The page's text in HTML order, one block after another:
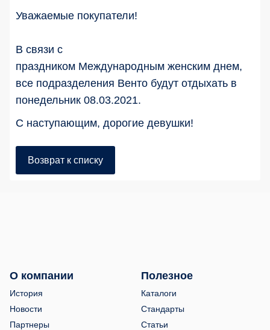
Уважаемые покупатели!
В связи с
праздником Международным женским днем,
все подразделения Венто будут отдыхать в
понедельник 08.03.2021.
С наступающим, дорогие девушки!
Возврат к списку
О компании
История
Новости
Партнеры
Полезное
Каталоги
Стандарты
Статьи